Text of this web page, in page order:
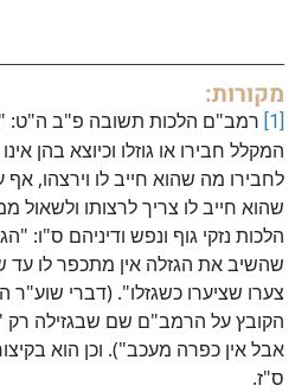
מקורות:
[1]
רמב"ם הלכות תשובה פ"ב ה"ט:
המקלל חבירו או גוזלו וכיוצא בהן
לחבירו מה שהוא חייב לו וירצהו, אף
שהוא חייב לו צריך לרצותו ולשאול
הלכות נזקי גוף ונפש ודיניהם ס"ו:
שהשיב את הגזלה אין מתכפר לו עד
צערו שציערו כשגזלו". (דברי
הקובץ על הרמב"ם שם שבגזילה רק
אבל אין כפרה מעכב"). וכן הוא
ס"ז.